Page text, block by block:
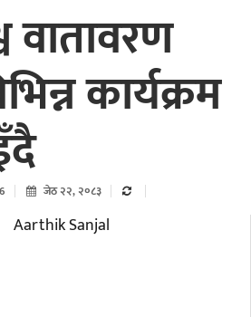
कार्यक्रम
जेठ २२, २०८३
Aarthik Sanjal